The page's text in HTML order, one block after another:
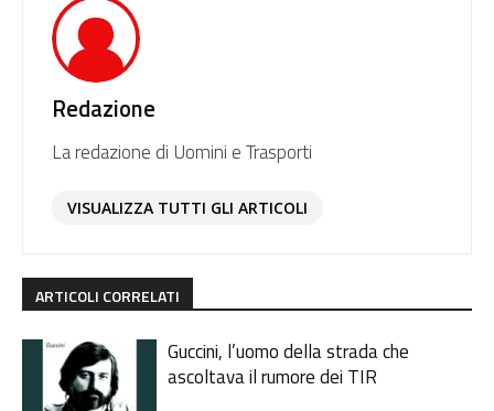
Redazione
La redazione di Uomini e Trasporti
VISUALIZZA TUTTI GLI ARTICOLI
ARTICOLI CORRELATI
Guccini, l’uomo della strada che
ascoltava il rumore dei TIR